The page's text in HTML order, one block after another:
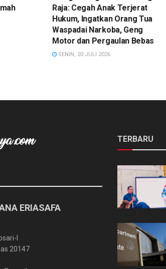
Raja: Cegah Anak Terjerat
Hukum, Ingatkan Orang Tua
Waspadai Narkoba, Geng
Motor dan Pergaulan Bebas
SENIN, 20 JULI 2026
ERIASAFA
I
20147
TERBARU